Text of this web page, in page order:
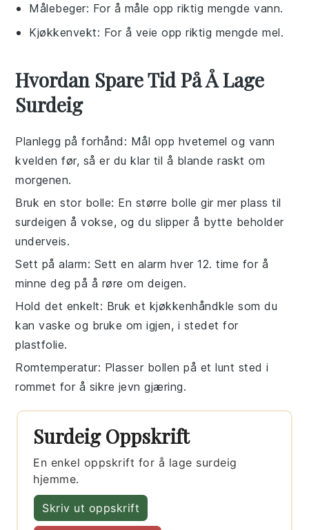
Målebeger: For å måle opp riktig mengde vann.
Kjøkkenvekt: For å veie opp riktig mengde mel.
Hvordan Spare Tid På Å Lage
Surdeig
Planlegg på forhånd : Mål opp hvetemel og vann
kvelden før, så er du klar til å blande raskt om
morgenen.
Bruk en stor bolle: En større bolle gir mer plass til
surdeigen å vokse, og du slipper å bytte beholder
underveis.
Sett på alarm: Sett en alarm hver 12. time for å
minne deg på å røre om deigen.
Hold det enkelt: Bruk et kjøkkenhåndkle som du
kan vaske og bruke om igjen, i stedet for
plastfolie.
Romtemperatur: Plasser bollen på et lunt sted i
rommet for å sikre jevngjæring.
Surdeig Oppskrift
En enkel oppskrift for å lage surdeig
hjemme.
Skriv ut oppskrift